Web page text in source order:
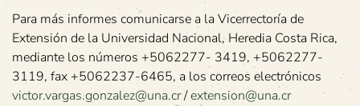
Para más informes comunicarse a la Vicerrectoría de
Extensión de la Universidad Nacional, Heredia Costa Rica,
mediante los números +5062277- 3419, +5062277-
3119, fax +5062237-6465, a los correos electrónicos
victor.vargas.gonzalez@una.cr/extension@una.cr